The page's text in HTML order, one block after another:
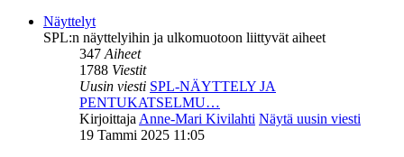
Näyttelyt
SPL:n näyttelyihin ja ulkomuotoon liittyvät aiheet
347Aiheet
1788 Viestit
Uusin viesti SPL-NÄYTTELY JA
PENTUKATSELMU…
KirjoittajaAnne-Mari Kivilahti Näytä uusin viesti
19 Tammi 2025 11:05